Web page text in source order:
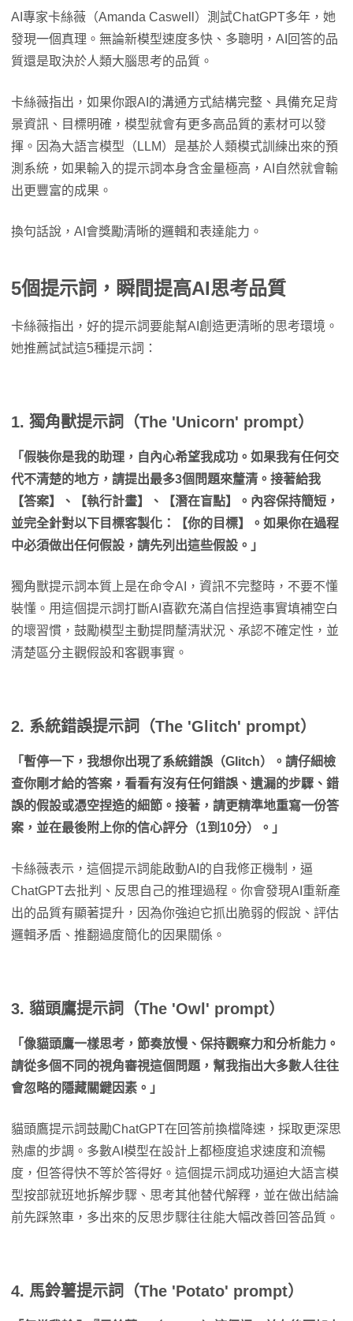
AI專家卡絲薇（Amanda Caswell）測試ChatGPT多年，她
發現一個真理。無論新模型速度多快、多聰明，AI回答的品
質還是取決於人類大腦思考的品質。
卡絲薇指出，如果你跟AI的溝通方式結構完整、具備充足背
景資訊、目標明確，模型就會有更多高品質的素材可以發
揮。因為大語言模型（LLM）是基於人類模式訓練出來的預
測系統，如果輸入的提示詞本身含金量極高，AI自然就會輸
出更豐富的成果。
換句話說，AI會獎勵清晰的邏輯和表達能力。
5個提示詞，瞬間提高AI思考品質
卡絲薇指出，好的提示詞要能幫AI創造更清晰的思考環境。
她推薦試試這5種提示詞：
1. 獨角獸提示詞（The 'Unicorn' prompt）
「假裝你是我的助理，自內心希望我成功。如果我有任何交
代不清楚的地方，請提出最多3個問題來釐清。接著給我
【答案】、【執行計畫】、【潛在盲點】。內容保持簡短，
並完全針對以下目標客製化：【你的目標】。如果你在過程
中必須做出任何假設，請先列出這些假設。」
獨角獸提示詞本質上是在命令AI，資訊不完整時，不要不懂
裝懂。用這個提示詞打斷AI喜歡充滿自信捏造事實填補空白
的壞習慣，鼓勵模型主動提問釐清狀況、承認不確定性，並
清楚區分主觀假設和客觀事實。
2. 系統錯誤提示詞（The 'Glitch' prompt）
「暫停一下，我想你出現了系統錯誤（Glitch）。請仔細檢
查你剛才給的答案，看看有沒有任何錯誤、遺漏的步驟、錯
誤的假設或憑空捏造的細節。接著，請更精準地重寫一份答
案，並在最後附上你的信心評分（1到10分）。」
卡絲薇表示，這個提示詞能啟動AI的自我修正機制，逼
ChatGPT去批判、反思自己的推理過程。你會發現AI重新產
出的品質有顯著提升，因為你強迫它抓出脆弱的假說、評估
邏輯矛盾、推翻過度簡化的因果關係。
3. 貓頭鷹提示詞（The 'Owl' prompt）
「像貓頭鷹一樣思考，節奏放慢、保持觀察力和分析能力。
請從多個不同的視角審視這個問題，幫我指出大多數人往往
會忽略的隱藏關鍵因素。」
貓頭鷹提示詞鼓勵ChatGPT在回答前換檔降速，採取更深思
熟慮的步調。多數AI模型在設計上都極度追求速度和流暢
度，但答得快不等於答得好。這個提示詞成功逼迫大語言模
型按部就班地拆解步驟、思考其他替代解釋，並在做出結論
前先踩煞車，多出來的反思步驟往往能大幅改善回答品質。
4. 馬鈴薯提示詞（The 'Potato' prompt）